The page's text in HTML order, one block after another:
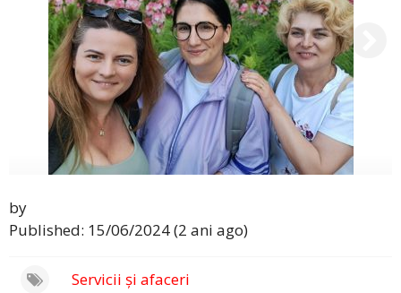
by
Published: 15/06/2024 (2 ani ago)
Servicii și afaceri